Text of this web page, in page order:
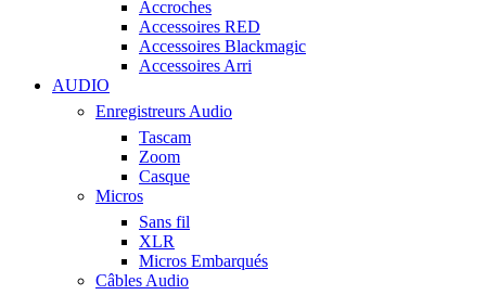
Accroches
Accessoires RED
Accessoires Blackmagic
Accessoires Arri
AUDIO
Enregistreurs Audio
Tascam
Zoom
Casque
Micros
Sans fil
XLR
Micros Embarqués
Câbles Audio